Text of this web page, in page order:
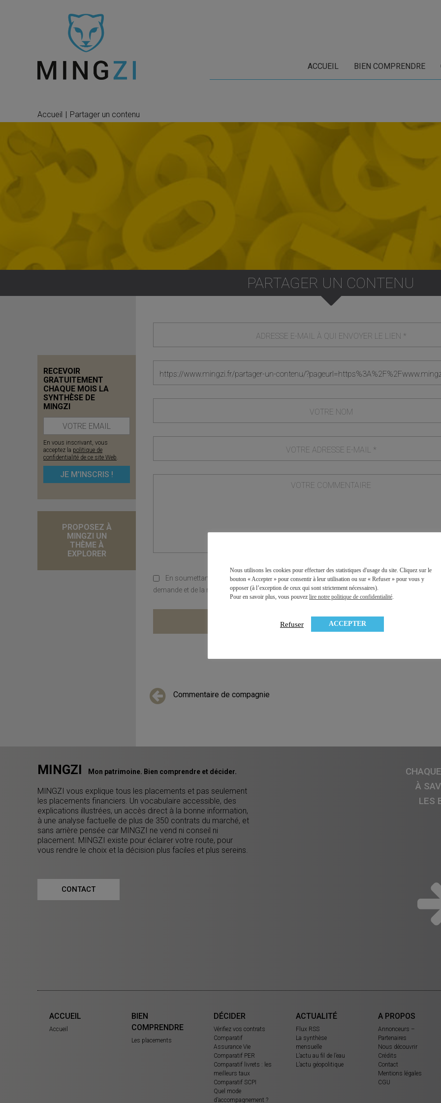
ACCUEIL BIEN COMPRENDRE
Accueil | Partager un contenu
PARTAGER UN CONTENU
En soumettant ce formulaire, j'accepte que les informations saisies soient exploitées
demande et de la relation commerciale qui peut en découler.Politique de confidentialité de ce
Commentaire de compagnie
RECEVOIR
GRATUITEMENT
CHAQUE MOIS LA
SYNTHÈSE DE
MINGZI
En vous inscrivant, vous
acceptez la politique de
confidentialité de ce site Web.
PROPOSEZ À
MINGZI UN
THÈME À
EXPLORER
MINGZI Mon patrimoine. Bien comprendre et décider.
MINGZI vous explique tous les placements et pas seulement
les placements financiers. Un vocabulaire accessible, des
explications illustrées, un accès direct à la bonne information,
à une analyse factuelle de plus de 350 contrats du marché, et
sans arrière pensée car MINGZI ne vend ni conseil ni
placement. MINGZI existe pour éclairer votre route, pour
vous rendre le choix et la décision plus faciles et plus sereins.
À
LES
CONTACT
ACCUEIL
Accueil
BIEN
COMPRENDRE
Les placements
DÉCIDER
Vérifiez vos contrats
Comparatif
Assurance Vie
Comparatif PER
Comparatif livrets : les
meilleurs taux
Comparatif SCPI
Quel mode
d’accompagnement ?
ACTUALITÉ
Flux RSS
La synthèse
mensuelle
L’actu au fil de l’eau
L’actu géopolitique
A PROPOS
Annonceurs –
Partenaires
Nous découvrir
Crédits
Contact
Mentions légales
CGU
Nous utilisons les cookies pour effectuer des statistiques d'usage du site. Cliquez sur le
bouton « Accepter » pour consentir à leur utilisation ou sur « Refuser » pour vous y
opposer (à l’exception de ceux qui sont strictement nécessaires).
Pour en savoir plus, vous pouvez lire notre politique de confidentialité.
Refuser ACCEPTER